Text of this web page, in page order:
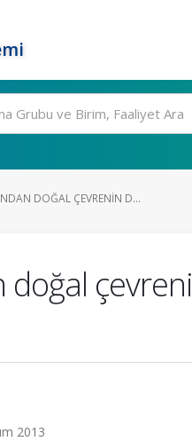
DOĞAL ÇEVRENIN D...
doğal
2013